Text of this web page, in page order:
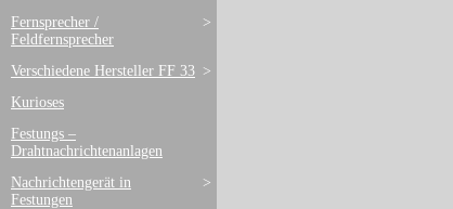
>
Fernsprecher /
Feldfernsprecher
>
Verschiedene Hersteller FF 33
Kurioses
Festungs –
Drahtnachrichtenanlagen
>
Nachrichtengerät in
Festungen